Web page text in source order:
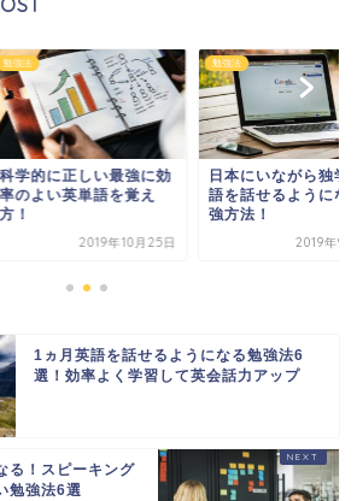
勉強法
日本にいながら独学で英
語を話せるようになる勉
強方法！
2019年9月12日
勉強法
英語を話すための練
法7選！実践トレー
グでスピーキング力
1ヵ月英語を話せるようになる勉強法6
選！効率よく学習して英会話力アップ
る！スピーキング
勉強法6選